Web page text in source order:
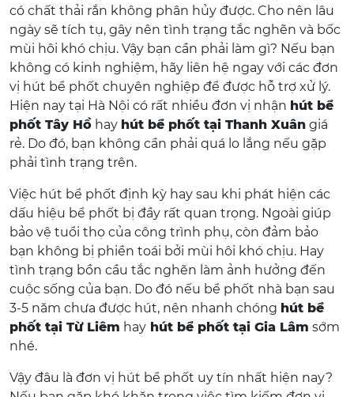
có chất thải rắn không phân hủy được. Cho nên lâu
ngày sẽ tích tụ, gây nên tình trạng tắc nghẽn và bốc
mùi hôi khó chịu. Vậy bạn cần phải làm gì? Nếu bạn
không có kinh nghiệm, hãy liên hệ ngay với các đơn
vị hút bể phốt chuyên nghiệp để được hỗ trợ xử lý.
Hiện nay tại Hà Nội có rất nhiều đơn vị nhận hút bể
phốt Tây Hồ hay hút bể phốt tại Thanh Xuân giá
rẻ. Do đó, bạn không cần phải quá lo lắng nếu gặp
phải tình trạng trên.
Việc hút bể phốt định kỳ hay sau khi phát hiện các
dấu hiệu bể phốt bị đầy rất quan trọng. Ngoài giúp
bảo vệ tuổi thọ của công trình phụ, còn đảm bảo
bạn không bị phiền toái bởi mùi hôi khó chịu. Hay
tình trạng bồn cầu tắc nghẽn làm ảnh hưởng đến
cuộc sống của bạn. Do đó nếu bể phốt nhà bạn sau
3-5 năm chưa được hút, nên nhanh chóng hút bể
phốt tại Từ Liêm hay hút bể phốt tại Gia Lâm sớm
nhé.
Vậy đâu là đơn vị hút bể phốt uy tín nhất hiện nay?